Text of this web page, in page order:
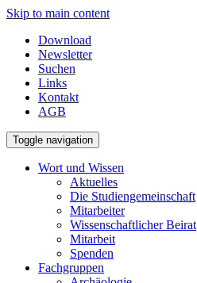
Skip to main content
Download
Newsletter
Suchen
Links
Kontakt
AGB
Toggle navigation
Wort und Wissen
Aktuelles
Die Studiengemeinschaft
Mitarbeiter
Wissenschaftlicher Beirat
Mitarbeit
Spenden
Fachgruppen